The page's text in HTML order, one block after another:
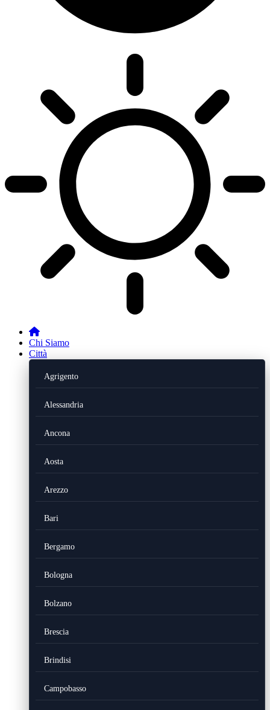
Chi Siamo
Città
Agrigento
Alessandria
Ancona
Aosta
Arezzo
Bari
Bergamo
Bologna
Bolzano
Brescia
Brindisi
Campobasso